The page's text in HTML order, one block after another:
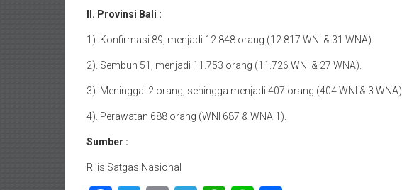
II. Provinsi Bali :
1). Konfirmasi 89, menjadi 12.848 orang (12.817 WNI & 31 WNA).
2). Sembuh 51, menjadi 11.753 orang (11.726 WNI & 27 WNA).
3). Meninggal 2 orang, sehingga menjadi 407 orang (404 WNI & 3 WNA).
4). Perawatan 688 orang (WNI 687 & WNA 1).
Sumber :
Rilis Satgas Nasional